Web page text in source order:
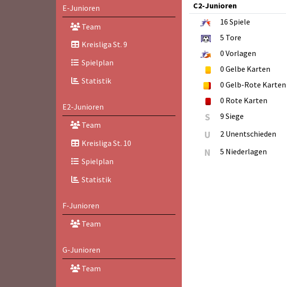
E-Junioren
Team
Kreisliga St. 9
Spielplan
Statistik
E2-Junioren
Team
Kreisliga St. 10
Spielplan
Statistik
F-Junioren
Team
G-Junioren
Team
C2-Junioren
16 Spiele
5 Tore
0 Vorlagen
0 Gelbe Karten
0 Gelb-Rote Karten
0 Rote Karten
S 9 Siege
U 2 Unentschieden
N 5 Niederlagen